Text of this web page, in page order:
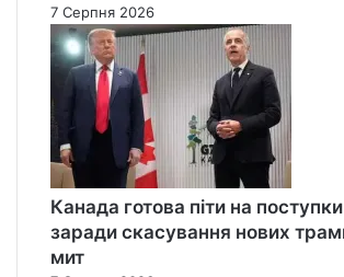
7 Серпня 2026
Канада готова піти на
заради скасування нових
мит